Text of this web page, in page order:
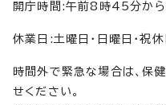
開庁時間:午前8時45分か
休業日:土曜日・日曜日・祝
時間外で緊急な場合は、保
せください。